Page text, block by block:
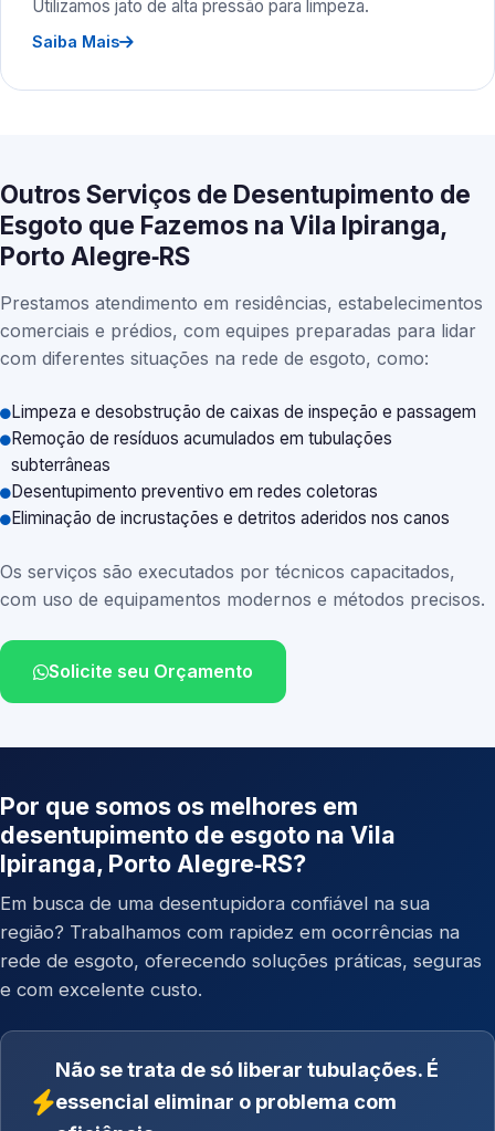
Utilizamos jato de alta pressão para limpeza.
Saiba Mais
Outros Serviços de Desentupimento de
Esgoto que Fazemos na Vila Ipiranga,
Porto Alegre‑RS
Prestamos atendimento em residências, estabelecimentos
comerciais e prédios, com equipes preparadas para lidar
com diferentes situações na rede de esgoto, como:
Limpeza e desobstrução de caixas de inspeção e passagem
Remoção de resíduos acumulados em tubulações
subterrâneas
Desentupimento preventivo em redes coletoras
Eliminação de incrustações e detritos aderidos nos canos
Os serviços são executados por técnicos capacitados,
com uso de equipamentos modernos e métodos precisos.
Solicite seu Orçamento
Por que somos os melhores em
desentupimento de esgoto na Vila
Ipiranga, Porto Alegre‑RS?
Em busca de uma desentupidora confiável na sua
região? Trabalhamos com rapidez em ocorrências na
rede de esgoto, oferecendo soluções práticas, seguras
e com excelente custo.
Não se trata de só liberar tubulações. É
essencial eliminar o problema com